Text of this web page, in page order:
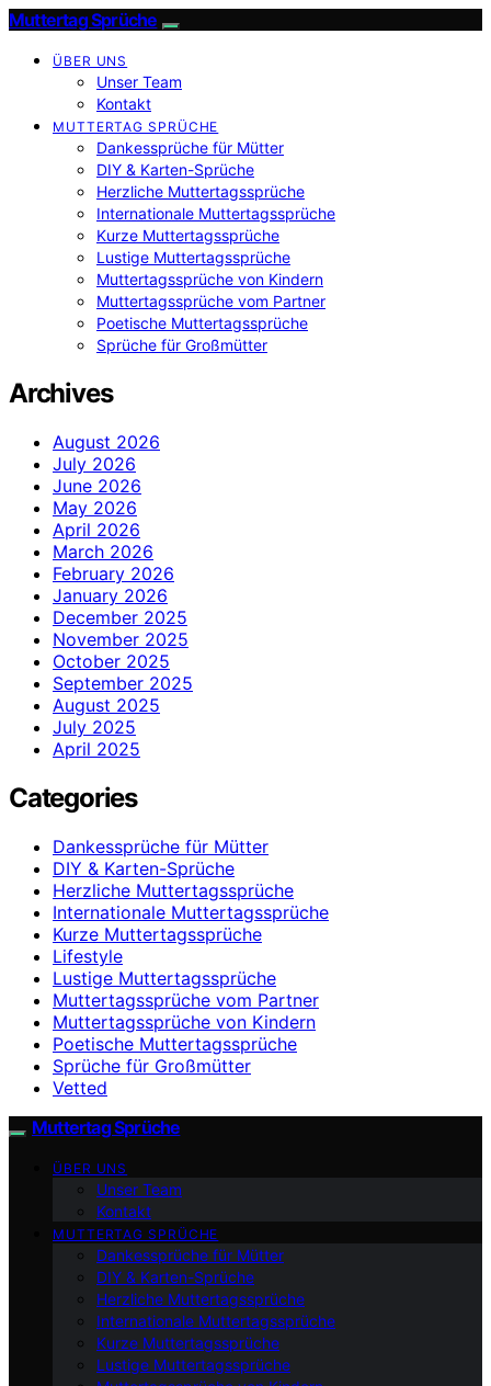
Muttertag Sprüche
ÜBER UNS
Unser Team
Kontakt
MUTTERTAG SPRÜCHE
Dankessprüche für Mütter
DIY & Karten-Sprüche
Herzliche Muttertagssprüche
Internationale Muttertagssprüche
Kurze Muttertagssprüche
Lustige Muttertagssprüche
Muttertagssprüche von Kindern
Muttertagssprüche vom Partner
Poetische Muttertagssprüche
Sprüche für Großmütter
Archives
August 2026
July 2026
June 2026
May 2026
April 2026
March 2026
February 2026
January 2026
December 2025
November 2025
October 2025
September 2025
August 2025
July 2025
April 2025
Categories
Dankessprüche für Mütter
DIY & Karten-Sprüche
Herzliche Muttertagssprüche
Internationale Muttertagssprüche
Kurze Muttertagssprüche
Lifestyle
Lustige Muttertagssprüche
Muttertagssprüche vom Partner
Muttertagssprüche von Kindern
Poetische Muttertagssprüche
Sprüche für Großmütter
Vetted
Muttertag Sprüche
ÜBER UNS
Unser Team
Kontakt
MUTTERTAG SPRÜCHE
Dankessprüche für Mütter
DIY & Karten-Sprüche
Herzliche Muttertagssprüche
Internationale Muttertagssprüche
Kurze Muttertagssprüche
Lustige Muttertagssprüche